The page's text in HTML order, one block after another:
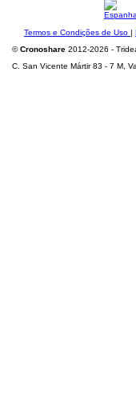
Termos e Condições de Uso |
©Cronoshare 2012-2026 -
C. San Vicente Mártir 83 - 7 M,